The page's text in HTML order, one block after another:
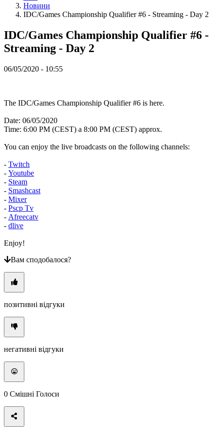
Гра
Внутрішньоігрові
Медіа
Інструкція
Форум
Hовини
IDC/Games Championship Qualifier #6 - Streaming - Day 2
IDC/Games Championship Qualifier #6 -
Streaming - Day 2
06/05/2020 - 10:55
The IDC/Games Championship Qualifier #6 is here.
Date: 06/05/2020
Time: 6:00 PM (CEST) a 8:00 PM (CEST) approx.
You can enjoy the live broadcasts on the following channels:
- Twitch
- Youtube
- Steam
- Smashcast
- Mixer
- Pscp Tv
- Afreecatv
- dlive
Enjoy!
Вам сподобалося?
позитивні відгуки
негативні відгуки
0 Смішні Голоси